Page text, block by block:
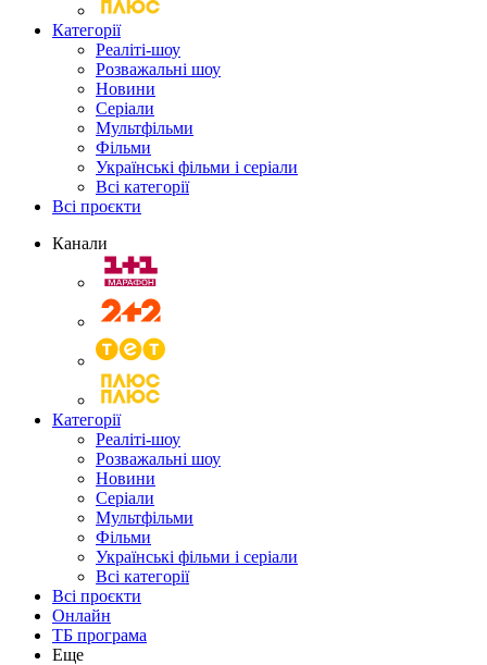
Категорії
Реаліті-шоу
Розважальні шоу
Новини
Серіали
Мультфільми
Фільми
Українські фільми і серіали
Всі категорії
Всі проєкти
Канали
Категорії
Реаліті-шоу
Розважальні шоу
Новини
Серіали
Мультфільми
Фільми
Українські фільми і серіали
Всі категорії
Всі проєкти
Онлайн
ТБ програма
Еще